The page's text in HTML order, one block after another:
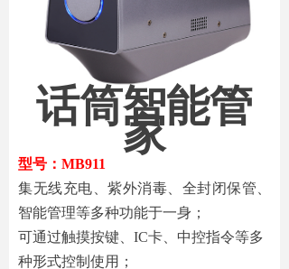
话筒智能管
家
型号：MB911
集无线充电、紫外消毒、全封闭保管、
智能管理等多种功能于一身；
可通过触摸按键、IC卡、中控指令等多
种形式控制使用；